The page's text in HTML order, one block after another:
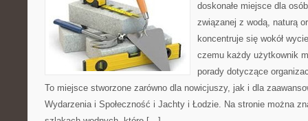
doskonałe miejsce dla
związanej z wodą, naturą
koncentruje się wokół
czemu każdy użytkownik
porady dotyczące
To miejsce stworzone zarówno dla nowicjuszy, jak i dla
Wydarzenia i Społeczność i Jachty i Łodzie. Na stronie można